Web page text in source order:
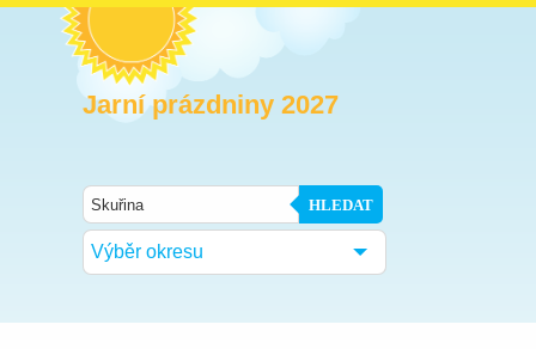
Jarní prázdniny 2027
HLEDAT
Výběr okresu